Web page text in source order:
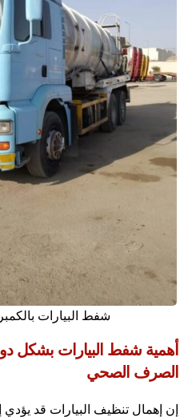
شفط البيارات
أهمية شفط البيارات بشكل
الصرف الصحي
إن إهمال تنظيف البيارات قد